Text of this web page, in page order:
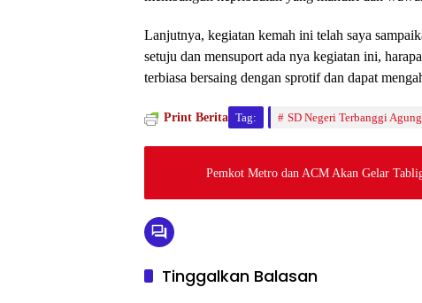
Lanjutnya, kegiatan kemah ini telah saya
setuju dan mensuport ada nya kegiatan ini,
terbiasa bersaing dengan sprotif dan dapat
Print Berita Tag: SD Negeri Terbanggi
Pemkot Metro dan ACM Akan Gelar
Tinggalkan Balasan